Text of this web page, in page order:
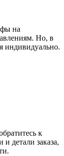
на
Но, в
индивидуально.
к
детали заказа,